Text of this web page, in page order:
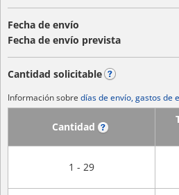
Fecha de envío
Fecha de envío prevista
Cantidad solicitable
Información sobre días de envío, gastos de
Cantidad
1 - 29